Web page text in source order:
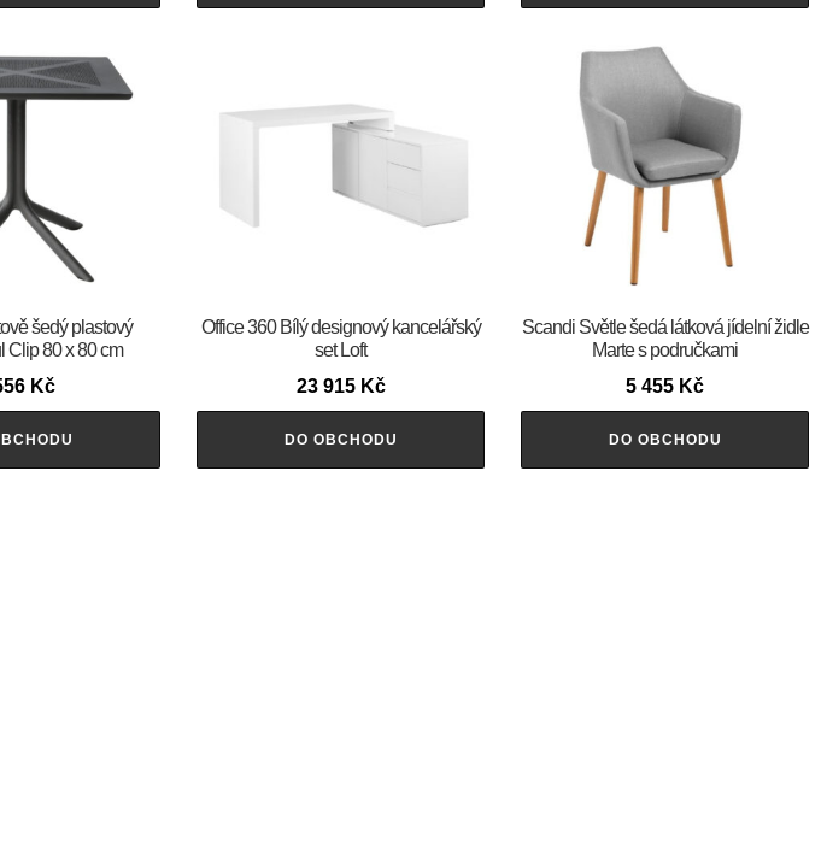
šedý plastový
Clip 80 x 80 cm
Kč
Office 360 Bílý designový kancelářský
set Loft
23 915 Kč
DO OBCHODU
Scandi Světle šedá látková jídelní židle
Marte s područkami
5 455 Kč
DO OBCHODU